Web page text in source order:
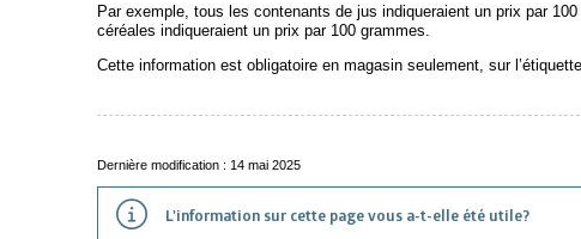
Par exemple, tous les contenants de jus indiqueraient un prix par
céréales indiqueraient un prix par 100 grammes.
Cette information est obligatoire en magasin seulement, sur
Dernière modification : 14 mai 2025
L'information sur cette page vous a-t-elle été utile?